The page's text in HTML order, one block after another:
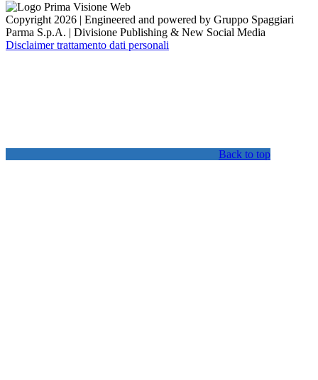
Copyright 2026 | Engineered and powered by Gruppo Spaggiari
Parma S.p.A. | Divisione Publishing & New Social Media
Disclaimer trattamento dati personali
Back to top